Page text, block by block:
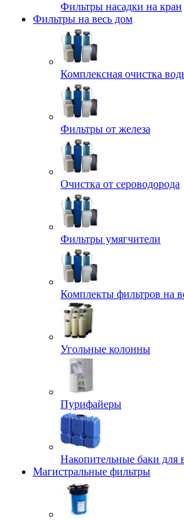
Фильтры насадки на кран
Фильтры на весь дом
Комплексная очистка
Фильтры от железа
Очистка от сероводорода
Фильтры умягчители
Комплекты фильтров на
Угольные колонны
Пурифайеры
Накопительные баки для
Магистральные фильтры